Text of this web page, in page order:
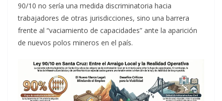
90/10 no sería una medida discriminatoria hacia
trabajadores de otras jurisdicciones, sino una barrera
frente al “vaciamiento de capacidades” ante la aparición
de nuevos polos mineros en el país.